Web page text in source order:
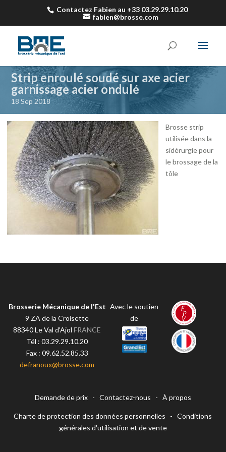
Contactez Fabien au +33 03.29.29.10.20
fabien@brosse.com
Strip enroulé soudé sur axe acier
garnissage acier ondulé
18 Sep 2018
Brosse strip
utilisée dans la
sidérurgie pour
le brossage de la
tôle
Brosserie Mécanique de l'Est
9 ZA de la Croisette
88340Le Val d'Ajol FRANCE
Tél :03.29.29.10.20
Fax : 09.62.52.85.33
defranoux@brosse.com
Avec le soutien
de
Demande de prix- Contactez-nous - À propos
Charte de protection des données personnelles -Conditions
générales d'utilisation et de vente